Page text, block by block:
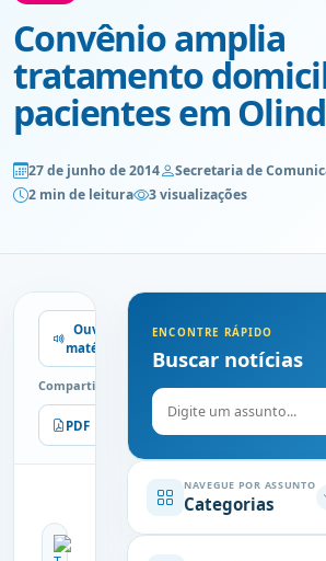
Convênio amplia
tratamento
pacientes em
27 de junho de 2014
Secretaria de
2 min de leitura
3 visualizações
Ouvir
matéria
Compartilhe
PDF Imprimir
ENCONTRE RÁPIDO
Buscar notícias
Digite o assunto
NAVEGUE POR ASSUNTO
Categorias